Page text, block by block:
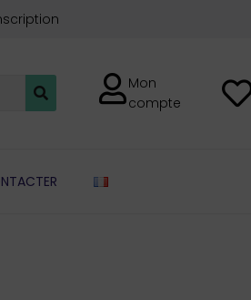
Mon
compte